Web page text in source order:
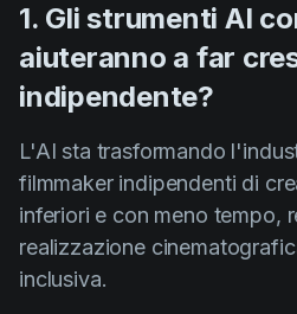
1. Gli strumenti AI
aiuteranno a far
indipendente?
L'AI sta trasformando
filmmaker indipendenti di
inferiori e con meno tempo,
realizzazione
inclusiva.